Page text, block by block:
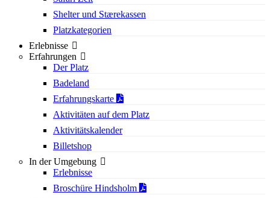
Shelter und Stærekassen
Platzkategorien
Erlebnisse
Erfahrungen
Der Platz
Badeland
Erfahrungskarte
Aktivitäten auf dem Platz
Aktivitätskalender
Billetshop
In der Umgebung
Erlebnisse
Broschüre Hindsholm